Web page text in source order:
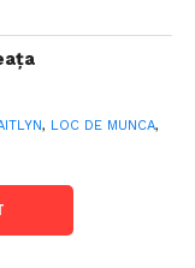
, LOC DE MUNCA,